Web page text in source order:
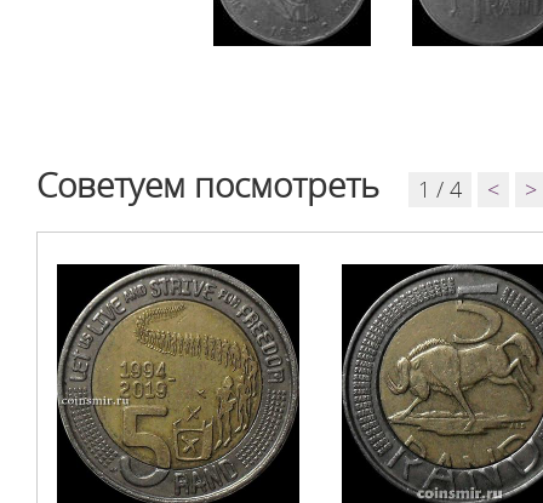
Советуем посмотреть 1 / 4 < >